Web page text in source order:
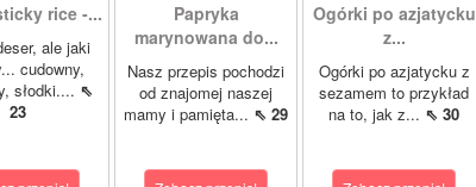
rice -...
ale jaki
cudowny,
słodki.... ⇖
23
Papryka
marynowana do...
Nasz przepis pochodzi
od znajomej naszej
mamy i pamięta... ⇖ 29
Ogórki po azjatycku
z...
Ogórki po azjatycku z
sezamem to przykład
na to, jak z... ⇖ 30